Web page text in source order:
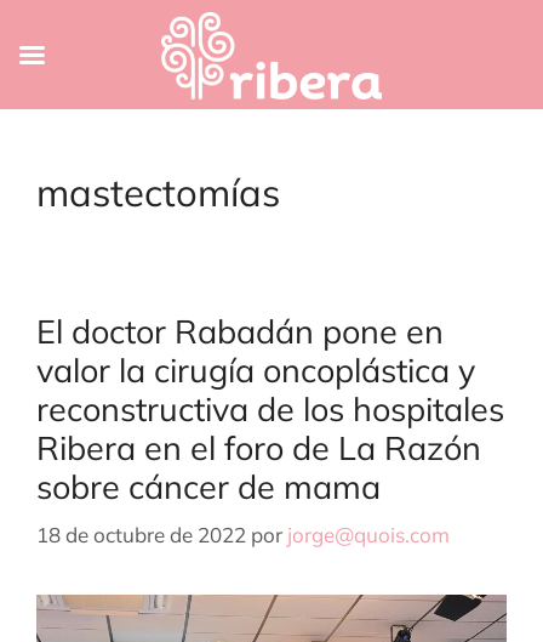
contenido
mastectomías
El doctor Rabadán pone en
valor la cirugía oncoplástica y
reconstructiva de los hospitales
Ribera en el foro de La Razón
sobre cáncer de mama
18 de octubre de 2022 por jorge@quois.com